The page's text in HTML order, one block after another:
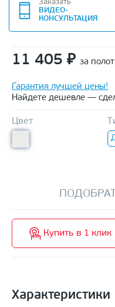
Заказать
ВИДЕО-
КОНСУЛЬТАЦИЯ
11 405 ₽ за
Гарантия лучшей цены!
Найдете дешевле —
Цвет
Купить в 1 клик
Характеристики